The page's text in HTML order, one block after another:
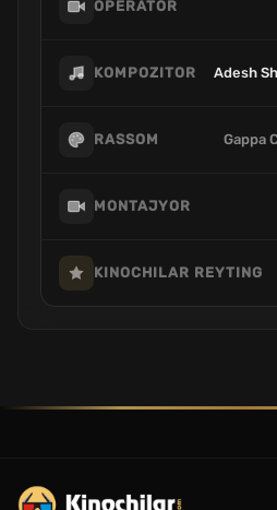
OPERATOR
KOMPOZITOR Adesh
RASSOM Gappa
MONTAJYOR
KINOCHILAR REYTING